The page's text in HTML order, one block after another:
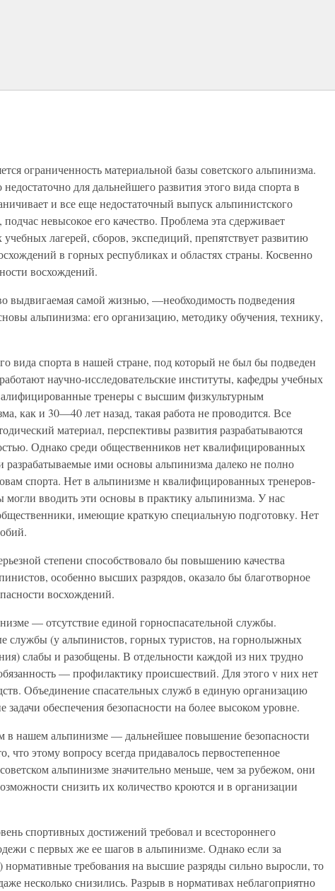
ограниченность материальной базы советского альпинизма.
для дальнейшего развития этого вида спорта в
и все еще недостаточный выпуск альпинистского
невысокое его качество. Проблема эта сдерживает
лагерей, сборов, экспедиций, препятствует развитию
в горных республиках и областях страны. Косвенно
восхождений.
выдвигаемая самой жизнью, —необходимость подведения
альпинизма: его организацию, методику обучения, технику,
вида спорта в нашей стране, под который не был бы подведен
научно-исследовательские институты, кафедры учебных
тренеры с высшим физкультурным
как и 30—40 лет назад, такая работа не проводится. Все
материал, перспективы развития разрабатываются
Однако среди общественников нет квалифицированных
разрабатываемые ими основы альпинизма далеко не полно
спорта. Нет в альпинизме н квалифицированных тренеров-
могли вводить эти основы в практику альпинизма. У нас
имеющие краткую специальную подготовку. Нет
степени способствовало бы повышению качества
особенно высших разрядов, оказало бы благотворное
восхождений.
— отсутствие единой горноспасательной службы.
службы (у альпинистов, горных туристов, на горнолыжных
слабы и разобщены. В отдельности каждой из них трудно
— профилактику происшествий. Для этого v них нет
Объединение спасательных служб в единую организацию
обеспечения безопасности на более высоком уровне.
нашем альпинизме — дальнейшее повышение безопасности
что этому вопросу всегда придавалось первостепенное
альпинизме значительно меньше, чем за рубежом, они
снизить их количество кроются и в организации
спортивных достижений требовал и всестороннего
с первых же ее шагов в альпинизме. Однако если за
требования на высшие разряды сильно выросли, то
несколько снизились. Разрыв в нормативах неблагоприятно